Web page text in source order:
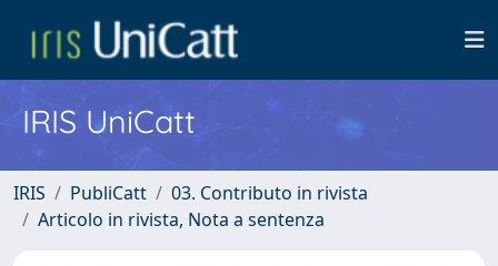
IRIS UniCatt
IRIS PubliCatt
03. Contributo in rivista
Articolo in rivista, Nota a sentenza